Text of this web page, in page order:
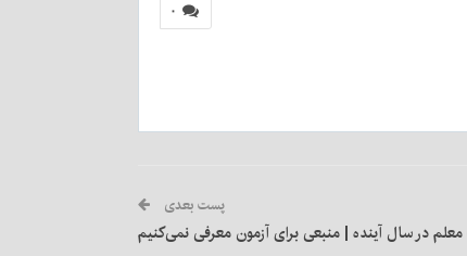
۰
پست بعدی
در سال آینده | منبعی برای آزمون معرفی نمی‌کنیم